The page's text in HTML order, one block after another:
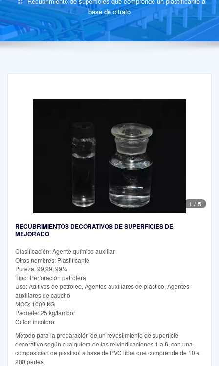
base de citrato
1 / 5
RECUBRIMIENTOS DECORATIVOS DE SUPERFICIES DE
MEJORADO
Clasificación: Agente químico auxiliar
Otros nombres: Plastificante
Pureza: 99,99, 99%
Tipo: Perforación petrolera
Uso: Aditivos de petróleo, Agentes auxiliares de plástico, Agentes
auxiliares de caucho
MOQ: 1000 KG
Paquete: 25 kg/tambor
Color: incoloro
Método para la preparación de un revestimiento de superficie
decorativo según cualquiera de las reivindicaciones 1 a 6, con una
composición de plastisol a base de PVC libre que comprende de 10 a
200 partes,